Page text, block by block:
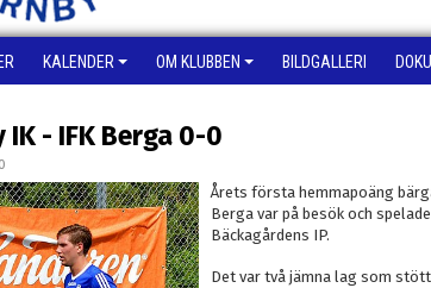
KALENDER OM KLUBBEN BILDGALLERI
IK - IFK Berga 0-0
Årets första hemmapoäng
Berga var på besök och
Bäckagårdens IP.
Det var två jämna lag som